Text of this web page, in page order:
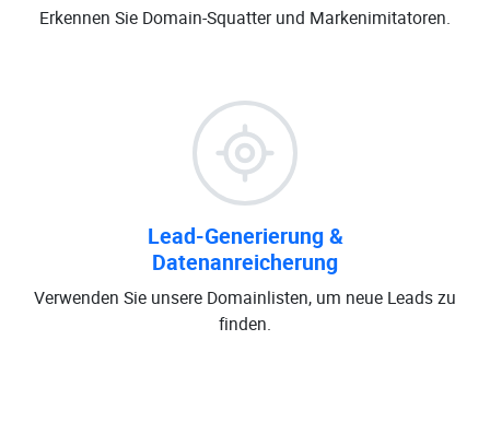
Erkennen Sie Domain-Squatter und Markenimitatoren.
Lead-Generierung &
Datenanreicherung
Verwenden Sie unsere Domainlisten, um neue Leads zu
finden.